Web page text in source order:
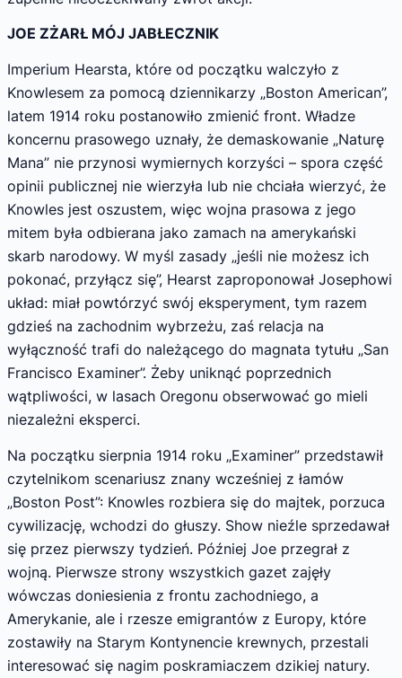
JOE ZŻARŁ MÓJ JABŁECZNIK
Imperium Hearsta, które od początku wal­czyło z
Knowlesem za pomocą dziennikarzy „Boston American”,
latem 1914 roku posta­nowiło zmienić front. Władze
koncernu praso­wego uznały, że demaskowanie „Naturę
Mana” nie przynosi wymiernych korzyści – spora część
opinii publicznej nie wierzyła lub nie chciała wierzyć, że
Knowles jest oszustem, więc wojna prasowa z jego
mitem była odbierana jako za­mach na amerykański
skarb narodowy. W myśl zasady „jeśli nie możesz ich
pokonać, przyłącz się”, Hearst zaproponował Josephowi
układ: miał powtórzyć swój eksperyment, tym razem
gdzieś na zachodnim wybrzeżu, zaś relacja na
wyłączność trafi do należącego do magnata ty­tułu „San
Francisco Examiner”. Żeby uniknąć poprzednich
wątpliwości, w lasach Oregonu obserwować go mieli
niezależni eksperci.
Na początku sierpnia 1914 roku „Examiner” przedstawił
czytelnikom scenariusz zna­ny wcześniej z łamów
„Boston Post”: Knowles rozbiera się do majtek, porzuca
cywilizację, wchodzi do głuszy. Show nieźle sprzedawał
się przez pierwszy tydzień. Później Joe przegrał z
wojną. Pierwsze strony wszystkich gazet za­jęły
wówczas doniesienia z frontu zachodniego, a
Amerykanie, ale i rzesze emigrantów z Eu­ropy, które
zostawiły na Starym Kontynencie krewnych, przestali
interesować się nagim poskramiaczem dzikiej natury.